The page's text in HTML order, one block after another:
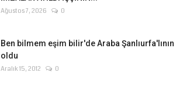
Ağustos 7, 2026 0
Ben bilmem eşim bilir'de Araba Şanlıurfa'lının
oldu
Aralık 15, 2012 0